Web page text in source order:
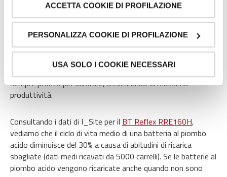
- Cookie di profilazione/marketing: sono utilizzati, solo
previo tuo consenso, per esaminare le tue abitudini di
navigazione e mostrarti quindi avvisi pubblicitari mirati, in
Ti chiediamo di effettuare le tue scelte sull’utilizzo dei
cookie di profilazione, selezionando uno dei bottoni sotto
riportati. Puoi avere maggiori dettagli visionando
Informativa estesa cookie
comunque modificare le tue scelte in qualsiasi momento,
ACCETTA COOKIE DI PROFILAZIONE
PERSONALIZZA COOKIE DI PROFILAZIONE
USA SOLO I COOKIE NECESSARI
Mantieni la tua batteria giovane creando buone
abitudini di ricarica
Le batterie a litio garantiscono diversivantaggise hanno
buoni processi di ricarica. Se il tuo operatore si abitua a
ricaricare il carrello mentre non lo usa, manterrà il carrello
sempre pronto per lavorare, assicurando la massima
produttività.
Consultando i dati di I_Site per il BT Reflex RRE160H,
vediamo che il ciclo di vita medio di una batteria al piombo
acido diminuisce del 30% a causa di abitudini di ricarica
sbagliate (dati medi ricavati da 5000 carrelli). Se le batterie al
piombo acido vengono ricaricate anche quando non sono